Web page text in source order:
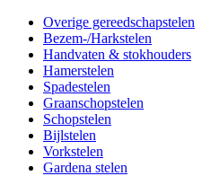
Overige gereedschapstelen
Bezem-/Harkstelen
Handvaten & stokhouders
Hamerstelen
Spadestelen
Graanschopstelen
Schopstelen
Bijlstelen
Vorkstelen
Gardena stelen